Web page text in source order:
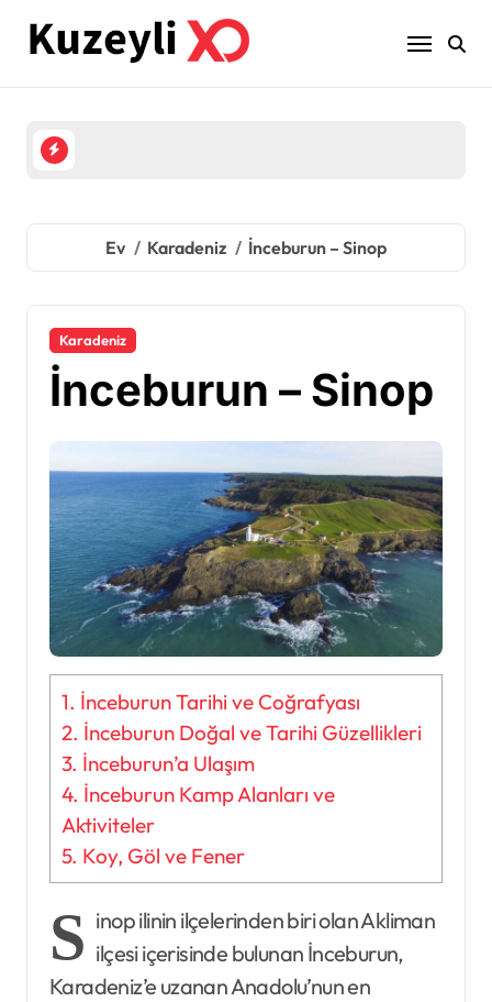
Ev Karadeniz İnceburun – Sinop
Karadeniz
İnceburun – Sinop
1. İnceburun Tarihi ve Coğrafyası
2. İnceburun Doğal ve Tarihi Güzellikleri
3. İnceburun’a Ulaşım
4. İnceburun Kamp Alanları ve
Aktiviteler
5. Koy, Göl ve Fener
S inop ilinin ilçelerinden biri olan Akliman
ilçesi içerisinde bulunan İnceburun,
Karadeniz’e uzanan Anadolu’nun en